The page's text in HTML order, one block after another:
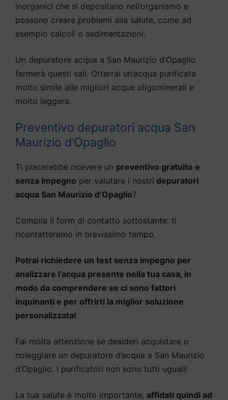
inorganici che si depositano nell’organismo e
possono creare problemi alla salute, come ad
esempio calcoli o sedimentazioni.
Un depuratore acqua a San Maurizio d’Opaglio
fermerà questi sali. Otterrai un’acqua purificata
molto simile alle migliori acque oligominerali e
molto leggera.
Preventivo depuratori acqua San
Maurizio d’Opaglio
Ti piacerebbe ricevere un preventivo gratuito e
senza impegno per valutare i nostri depuratori
acqua San Maurizio d’Opaglio?
Compila il form di contatto sottostante: ti
ricontatteremo in brevissimo tempo.
Potrai richiedere un test senza impegno per
analizzare l’acqua presente nella tua casa, in
modo da comprendere se ci sono fattori
inquinanti e per offrirti la miglior soluzione
personalizzata!
Fai molta attenzione se desideri acquistare o
noleggiare un depuratore d’acqua a San Maurizio
d’Opaglio. I purificatori non sono tutti uguali!
La tua salute è molto importante, affidati quindi ad